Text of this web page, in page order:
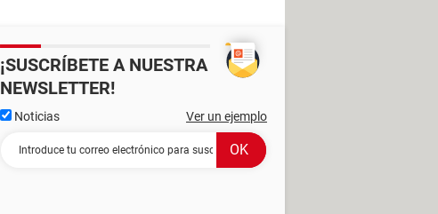
¡SUSCRÍBETE A NUESTRA
NEWSLETTER!
Noticias Ver un ejemplo